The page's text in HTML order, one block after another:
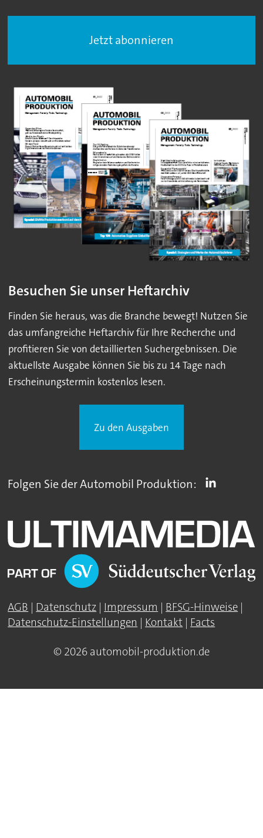
Jetzt abonnieren
Besuchen Sie unser Heftarchiv
Finden Sie heraus, was die Branche bewegt! Nutzen Sie
das umfangreiche Heftarchiv für Ihre Recherche und
profitieren Sie von detaillierten Suchergebnissen. Die
aktuellste Ausgabe können Sie bis zu 14 Tage nach
Erscheinungstermin kostenlos lesen.
Zu den Ausgaben
Folgen Sie der Automobil Produktion:
AGB | Datenschutz | Impressum | BFSG-Hinweise |
Datenschutz-Einstellungen | Kontakt | Facts
© 2026 automobil-produktion.de